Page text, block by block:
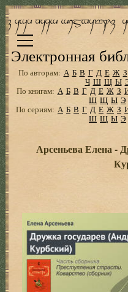
Электронная
По авторам: А Б В Г Д Е Ж З
Ч Ш Щ Ы
По книгам: А Б В Г Д Е Ж З
Ш Щ Ы Э
По сериям: А Б В Г Д Е Ж З
Ш Щ Ы Э
Арсеньева Елена -